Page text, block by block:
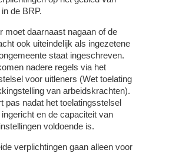
de BRP.
moet daarnaast nagaan of de
ook uiteindelijk als ingezetene
staat ingeschreven.
nadere regels via het
voor uitleners (Wet toelating
van arbeidskrachten).
pas nadat het toelatingsstelsel
en de capaciteit van
voldoende is.
verplichtingen gaan alleen voor